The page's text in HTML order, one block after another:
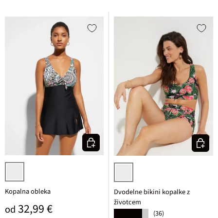
črna/bela pisana
Kopalna obleka
Običajna cena
od 32,99 €
Izberi varianto
črna cvetlična
Dvodelne bikini kopalke z
životcem
(36)
Izberi